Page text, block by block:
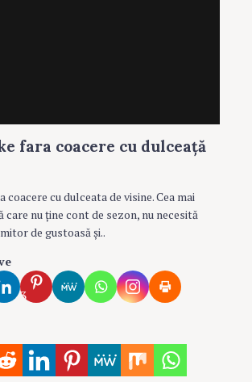
fara coacere cu dulceaţă
coacere cu dulceata de visine. Cea mai
nu ţine cont de sezon, nu necesită
de gustoasă şi..
3